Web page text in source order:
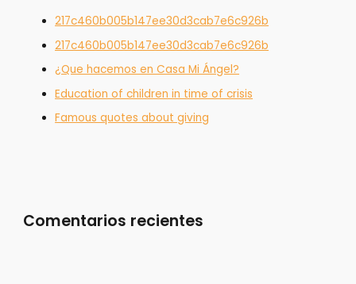
217c460b005b147ee30d3cab7e6c926b
217c460b005b147ee30d3cab7e6c926b
¿Que hacemos en Casa Mi Ángel?
Education of children in time of crisis
Famous quotes about giving
Comentarios recientes